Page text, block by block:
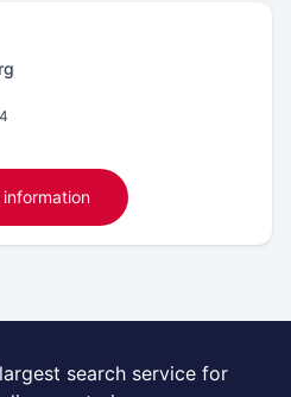
information
search service for